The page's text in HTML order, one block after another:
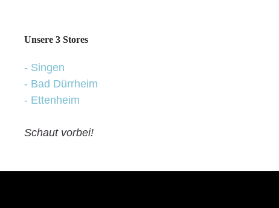
Unsere 3 Stores
- Singen
- Bad Dürrheim
- Ettenheim
Schaut vorbei!